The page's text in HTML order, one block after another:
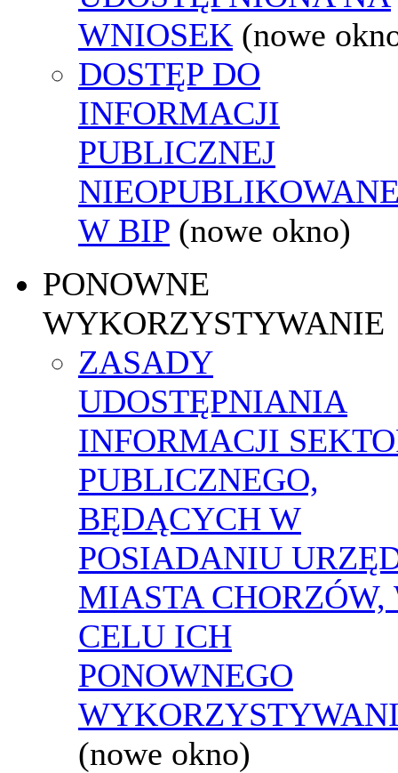
WNIOSEK (nowe
DOSTĘP DO
INFORMACJI
PUBLICZNEJ
W BIP (nowe okno)
PONOWNE
WYKORZYSTYWANIE
ZASADY
UDOSTĘPNIANIA
INFORMACJI
PUBLICZNEGO,
BĘDĄCYCH W
POSIADANIU
MIASTA CHORZÓW,
CELU ICH
PONOWNEGO
(nowe okno)